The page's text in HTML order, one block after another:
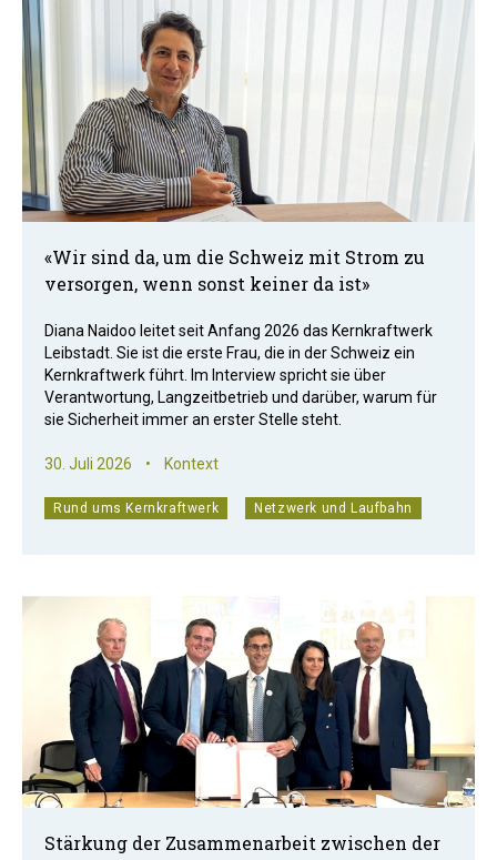
«Wir sind da, um die Schweiz mit Strom zu
versorgen, wenn sonst keiner da ist»
Diana Naidoo leitet seit Anfang 2026 das Kernkraftwerk
Leibstadt. Sie ist die erste Frau, die in der Schweiz ein
Kernkraftwerk führt. Im Interview spricht sie über
Verantwortung, Langzeitbetrieb und darüber, warum für
sie Sicherheit immer an erster Stelle steht.
30. Juli 2026 • Kontext
Rund ums Kernkraftwerk Netzwerk und Laufbahn
Stärkung der Zusammenarbeit zwischen der